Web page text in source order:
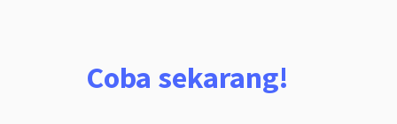
Coba sekarang!